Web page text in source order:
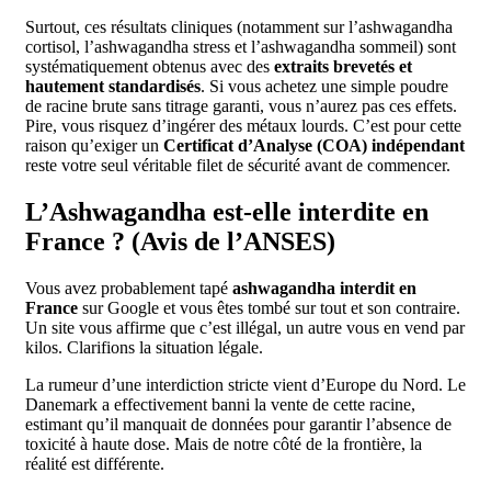
Surtout, ces résultats cliniques (notamment sur l’ashwagandha
cortisol, l’ashwagandha stress et l’ashwagandha sommeil) sont
systématiquement obtenus avec des extraits brevetés et
hautement standardisés. Si vous achetez une simple poudre
de racine brute sans titrage garanti, vous n’aurez pas ces effets.
Pire, vous risquez d’ingérer des métaux lourds. C’est pour cette
raison qu’exiger un Certificat d’Analyse (COA) indépendant
reste votre seul véritable filet de sécurité avant de commencer.
L’Ashwagandha est-elle interdite en
France ? (Avis de l’ANSES)
Vous avez probablement tapé ashwagandha interdit en
France sur Google et vous êtes tombé sur tout et son contraire.
Un site vous affirme que c’est illégal, un autre vous en vend par
kilos. Clarifions la situation légale.
La rumeur d’une interdiction stricte vient d’Europe du Nord. Le
Danemark a effectivement banni la vente de cette racine,
estimant qu’il manquait de données pour garantir l’absence de
toxicité à haute dose. Mais de notre côté de la frontière, la
réalité est différente.